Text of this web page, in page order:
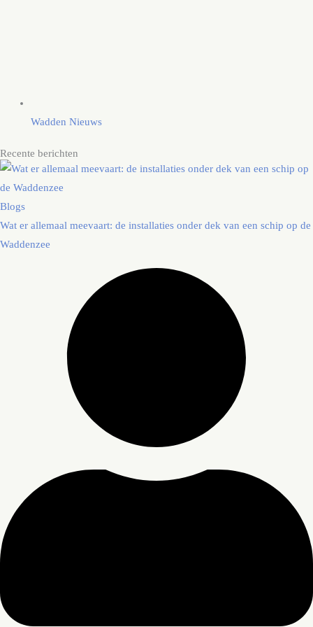
Wadden Nieuws
Recente berichten
Blogs
Wat er allemaal meevaart: de installaties onder dek van een schip op de
Waddenzee